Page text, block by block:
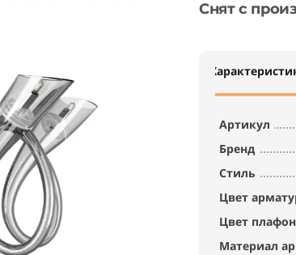
Снят с
Артикул
Бренд
Стиль
Цвет
Цвет
Материал